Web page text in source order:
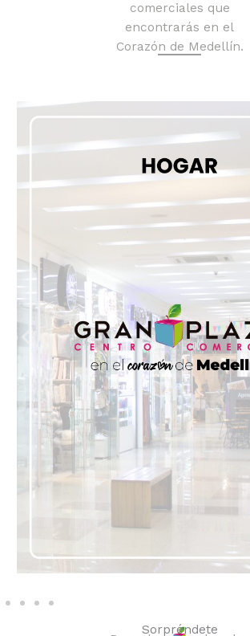
comerciales que
encontrarás en el
Corazón de Medellín.
Sorpréndete